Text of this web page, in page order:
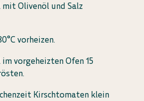
Olivenöl und Salz
vorheizen.
vorgeheizten Ofen 15
Kirschtomaten klein